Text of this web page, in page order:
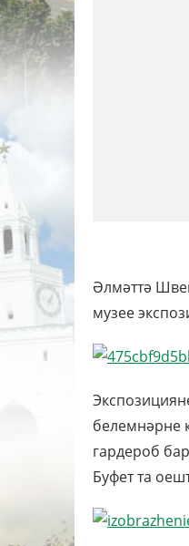
Әлмәттә
музее
белемнәрне
гардероб
Буфет та